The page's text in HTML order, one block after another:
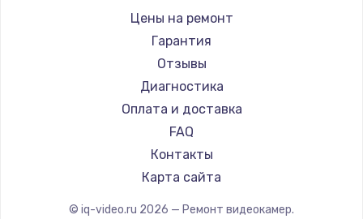
Замена сигнальной лампы
1200 руб.
Замена системной платы
1500 руб.
Заказать
Замена температурного датчика
Цены на ремонт
Гарантия
Отзывы
Диагностика
Оплата и доставка
FAQ
Контакты
Карта сайта
© iq-video.ru 2026 — Ремонт видеокамер.